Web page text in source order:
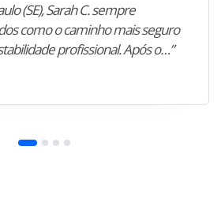
(SE), Sarah C. sempre
como o caminho mais seguro
profissional. Após o…”